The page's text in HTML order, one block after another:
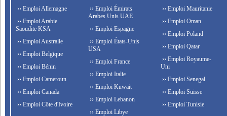
›› Emploi Allemagne
›› Emploi Arabie
Saoudite KSA
›› Emploi Australie
›› Emploi Belgique
›› Emploi Bénin
›› Emploi Cameroun
›› Emploi Canada
›› Emploi Côte d'Ivoire
›› Emploi Émirats
Arabes Unis UAE
›› Emploi Espagne
›› Emploi États-Unis
USA
›› Emploi France
›› Emploi Italie
›› Emploi Kuwait
›› Emploi Lebanon
›› Emploi Libye
›› Emploi Mauritanie
›› Emploi Oman
›› Emploi Poland
›› Emploi Qatar
›› Emploi Royaume-
Uni
›› Emploi Senegal
›› Emploi Suisse
›› Emploi Tunisie